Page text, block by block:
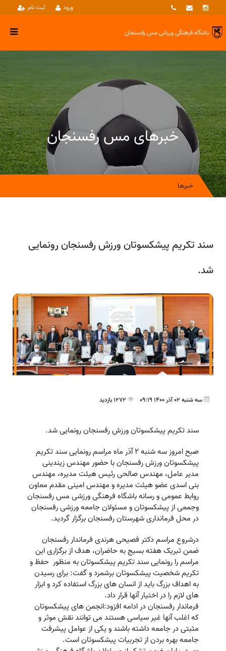
ثبت نام ورود
باشگاه فرهنگی ورزشیمس رفسنجان
خبرهای مس رفسنجان
خبرها
سند تکریم پیشکسوتان ورزش رفسنجان رونمایی
شد.
سه شنبه 02 آذر 1400 09:19
سند تکریم پیشکسوتان ورزش رفسنجان رونمایی شد.
صبح امروز سه شنبه 2 آذر ماه مراسم رونمایی سند تکریم
پیشکسوتان ورزش رفسنجان با حضور مهندس زیندینی
مدیر عامل، مهندس صالحی رئیس هیئت مدیره، مهندس
بنی اسدی عضو هیئت مدیره و مهندس امینی مقدم معاون
روابط عمومی و رسانه باشگاه فرهنگی ورزشی مس رفسنجان
وجمعی از پیشکسوتان و مسئولان جامعه ورزشی رفسنجان
در محل فرمانداری شهرستان رفسنجان برگزار گردید.
درشروع مراسم دکتر فصیحی هرندی فرماندار رفسنجان
ضمن تبریک هفته بسیج به حاضران، هدف از برگزاری این
مراسم را رونمایی سند تکریم پیشکسوتان به منظور حفظ و
تکریم شخصیت پیشکسوتان برشمرد و گفت: برای رسیدن
به اهداف بزرگ باید از انسان های بزرگ استفاده کرد و ابزار
های لازم را در اختیار آنها قرار داد.
فرماندار رفسنجان در ادامه افزود:انجمن های پیشکسوتان
که اغلب آنها غیر سیاسی هستند می توانند نقش موثر و
مثبتی در جامعه داشته باشند و یکی از عوامل پیشرفت
جامعه بهره بردن از تجربیات پیشکسوتان است.